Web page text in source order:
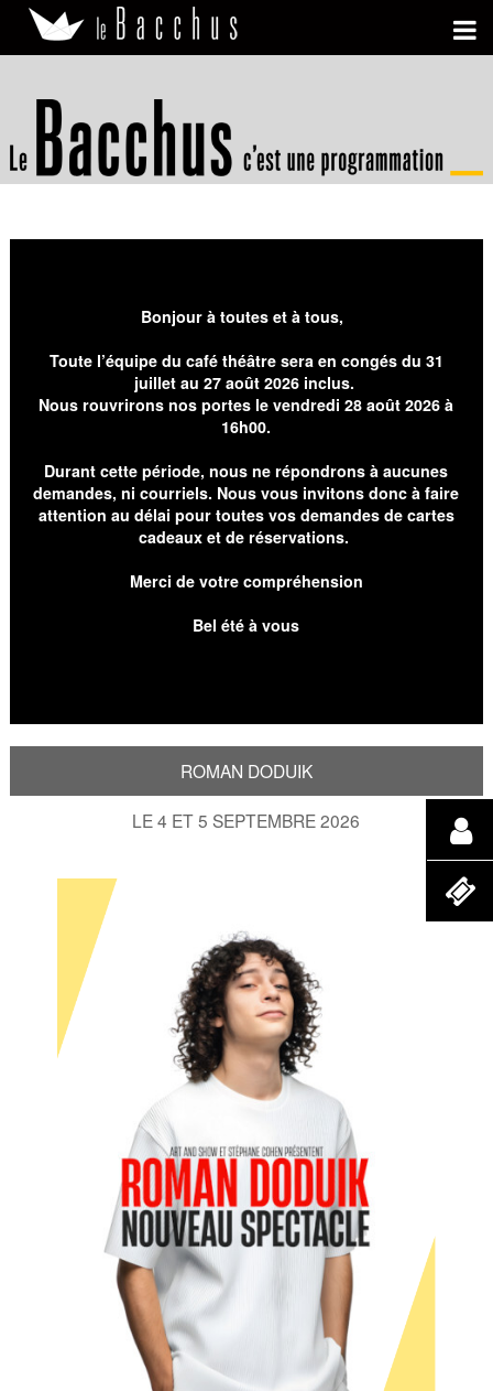
Bonjour à toutes et à tous,
Toute l’équipe du café théâtre sera en congés du 31
juillet au 27 août 2026 inclus.
Nous rouvrirons nos portes le vendredi 28 août 2026 à
16h00.
Durant cette période, nous ne répondrons à aucunes
demandes, ni courriels. Nous vous invitons donc à faire
attention au délai pour toutes vos demandes de cartes
cadeaux et de réservations.
Merci de votre compréhension
Bel été à vous
ROMAN DODUIK
LE 4 ET 5 SEPTEMBRE 2026